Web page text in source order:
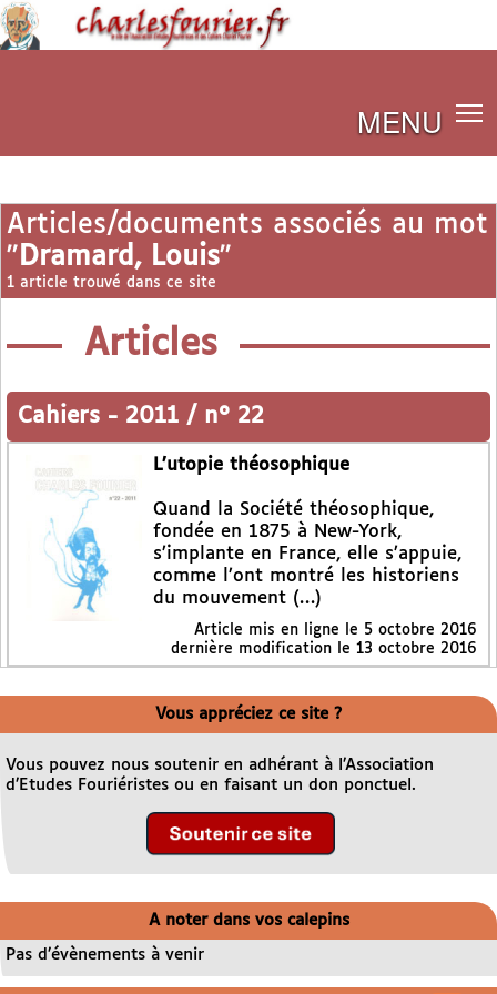
MENU
Articles/documents associés au mot
" Dramard, Louis"
1 article trouvé dans ce site
Articles
Cahiers - 2011 / n° 22
L’utopie théosophique
Quand la Société théosophique,
fondée en 1875 à New-York,
s’implante en France, elle s’appuie,
comme l’ont montré les historiens
du mouvement (…)
Article mis en ligne le 5 octobre 2016
dernière modification le 13 octobre 2016
Vous appréciez ce site ?
Vous pouvez nous soutenir en adhérant à l’Association
d’Etudes Fouriéristes ou en faisant un don ponctuel.
A noter dans vos calepins
Pas d’évènements à venir